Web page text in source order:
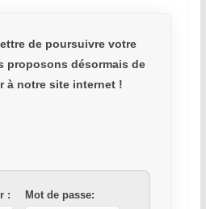
de poursuivre votre
proposons désormais de
à notre site internet !
: Mot de passe: